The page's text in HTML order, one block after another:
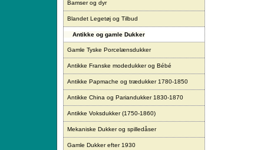
Bamser og dyr
Blandet Legetøj og Tilbud
Antikke og gamle Dukker
Gamle Tyske Porcelænsdukker
Antikke Franske modedukker og Bébé
Antikke Papmache og trædukker 1780-1850
Antikke China og Pariandukker 1830-1870
Antikke Voksdukker (1750-1860)
Mekaniske Dukker og spilledåser
Gamle Dukker efter 1930